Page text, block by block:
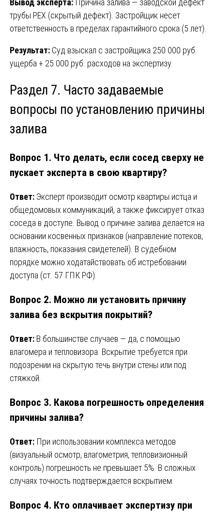
Вывод эксперта: Причина залива — заводской дефект
трубы PEX (скрытый дефект). Застройщик несет
ответственность в пределах гарантийного срока (5 лет).
Результат: Суд взыскал с застройщика 250 000 руб.
ущерба + 25 000 руб. расходов на экспертизу.
Раздел 7. Часто задаваемые
вопросы по установлению причины
залива
Вопрос 1. Что делать, если сосед сверху не
пускает эксперта в свою квартиру?
Ответ: Эксперт производит осмотр квартиры истца и
общедомовых коммуникаций, а также фиксирует отказ
соседа в доступе. Вывод о причине залива делается на
основании косвенных признаков (направление потеков,
влажность, показания свидетелей). В судебном
порядке можно ходатайствовать об истребовании
доступа (ст. 57 ГПК РФ).
Вопрос 2. Можно ли установить причину
залива без вскрытия покрытий?
Ответ: В большинстве случаев — да, с помощью
влагомера и тепловизора. Вскрытие требуется при
подозрении на скрытую течь внутри стены или под
стяжкой.
Вопрос 3. Какова погрешность определения
причины залива?
Ответ: При использовании комплекса методов
(визуальный осмотр, влагометрия, тепловизионный
контроль) погрешность не превышает 5%. В сложных
случаях точность подтверждается вскрытием.
Вопрос 4. Кто оплачивает экспертизу при